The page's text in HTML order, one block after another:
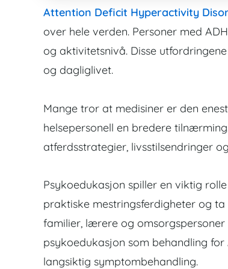
Attention Deficit Hyperactivity
over hele verden. Personer med
og aktivitetsnivå. Disse
og dagliglivet.
Mange tror at medisiner er den
helsepersonell en bredere
atferdsstrategier, livsstilsendringer
Psykoedukasjon spiller en viktig
praktiske mestringsferdigheter og
familier, lærere og
psykoedukasjon som behandling
langsiktig symptombehandling.